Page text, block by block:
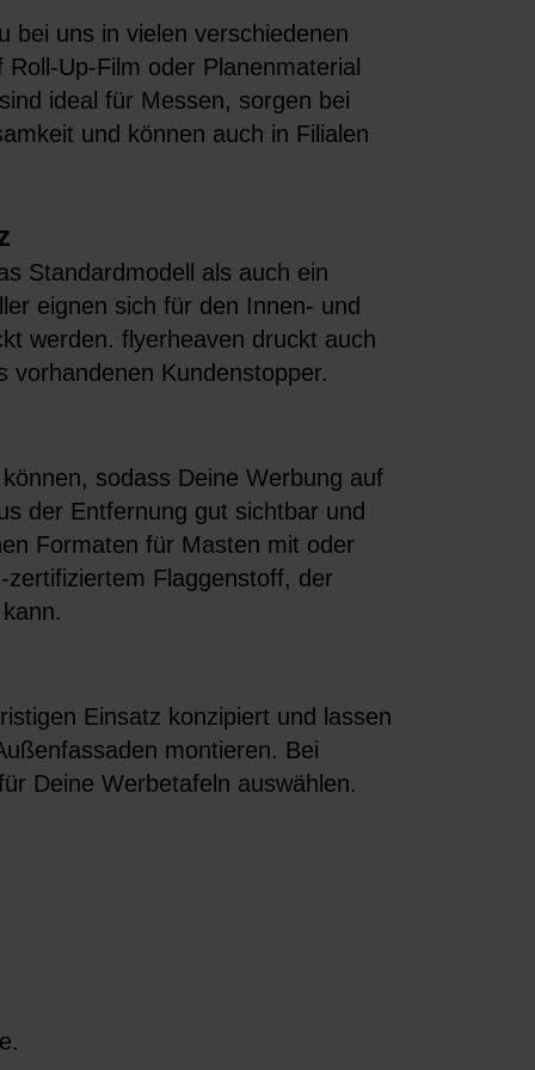
bei uns in vielen verschiedenen
Up-Film oder Planenmaterial
ideal für Messen, sorgen bei
und können auch in Filialen
Standardmodell als auch ein
eignen sich für den Innen- und
werden. flyerheaven druckt auch
vorhandenen Kundenstopper.
sodass Deine Werbung auf
der Entfernung gut sichtbar und
Formaten für Masten mit oder
Flaggenstoff, der
Einsatz konzipiert und lassen
montieren. Bei
Deine Werbetafeln auswählen.